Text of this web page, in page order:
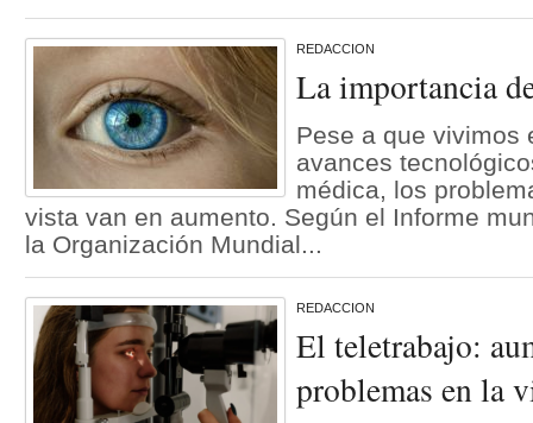
REDACCION
La importancia
Pese a que vivimos
avances
médica, los
vista van en aumento. Según el Informe
la Organización Mundial...
REDACCION
El teletrabajo:
problemas en la